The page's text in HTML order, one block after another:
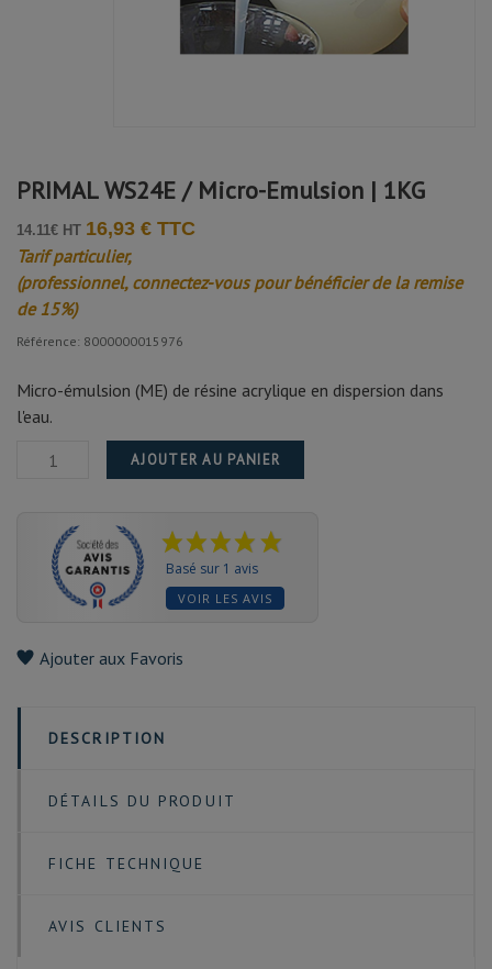
PRIMAL WS24E / Micro-Emulsion | 1KG
14.11€ HT 16,93 € TTC
Tarif particulier,
(professionnel, connectez-vous pour bénéficier de la remise
de 15%)
Référence: 8000000015976
Micro-émulsion (ME) de résine acrylique en dispersion dans
l'eau.
AJOUTER AU PANIER
Basé sur 1 avis
VOIR LES AVIS
Ajouter aux Favoris
DESCRIPTION
DÉTAILS DU PRODUIT
FICHE TECHNIQUE
AVIS CLIENTS
FRANCINE S.